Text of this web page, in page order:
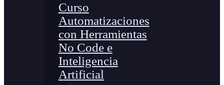
Curso
Automatizaciones
con Herramientas
No Code e
Inteligencia
Artificial